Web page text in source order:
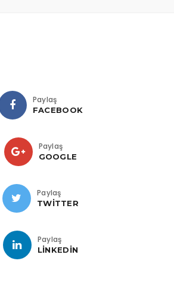
Paylaş
FACEBOOK
Paylaş
GOOGLE
Paylaş
TWITTER
Paylaş
LINKEDIN